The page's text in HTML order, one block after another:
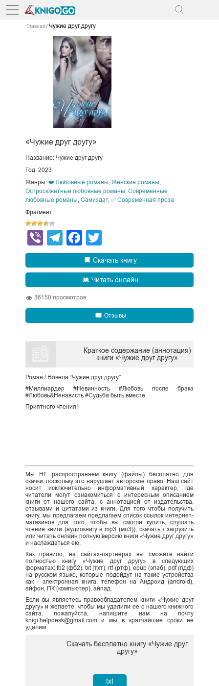
Главная Чужие друг другу
«Чужие друг другу»
Название: Чужие друг другу
Год: 2023
Жанры: ❤️ Любовные романы Женские романы
Остросюжетные любовные романы Современные
любовные романы Самиздат, ✅ Современная проза
Фрагмент
ViberTelegram
Facebook
Twitter
Скачать книгу
Читать онлайн
36150 просмотров
Отзывы
Краткое содержание (аннотация)
книги «Чужие друг другу»
Роман / Новела “Чужие друг другу”.
#Миллиардер #Невинность #Любовь после брака
#Любовь&Ненависть #Судьба быть вместе
Приятного чтения!
Мы НЕ распространяем книгу (файлы) бесплатно для
скачки, поскольку это нарушает авторское право. Наш сайт
носит исключительно информативный характер, где
читатели могут ознакомиться с интересным описанием
книги от нашего сайта, с аннотацией от издательства,
отзывами и цитатами из книги. Для того чтобы получить
книгу, мы предлагаем предлагаем список ссылок интернет-
магазинов для того, чтобы вы смогли купить, слушать
чтение книги (аудиокнигу в mp3 (мп3)), скачать / загрузить
или читать онлайн полную версию книги «Чужие друг другу»
и наслаждаться ею.
Как правило, на сайтах-партнерах вы сможете найти
полностью книгу «Чужие друг другу» в следующих
форматах: fb2 (фб2), txt (тхт), rtf (ртф), epub (эпаб), pdf (пдф)
на русском языке, которые подойдут на такие устройства
как - электронная книга, телефон на Андроид (android),
айфон, ПК (компьютер), айпад.
Если вы являетесь правообладателем книги «Чужие друг
другу» и желаете, чтобы мы удалили ее с нашего книжного
сайта, пожалуйста, напишите нам на почту
knigi.helpdesk@gmail.com и мы в кратчайшие сроки ее
удалим.
Скачать бесплатно книгу «Чужие друг
другу»
txt